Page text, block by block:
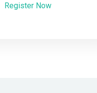
Register Now